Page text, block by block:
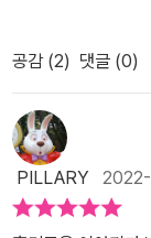
에서 먹을거리를
장을 비워주면 그
정도로 비좁지만
털 사이에서 먼지가
몬스터라는 존재에
의 끊임없는 호기
비밀이 맞물려서 이
떠나고 또 절묘한
몬스터 내니가 도착
품을 읽는 묘미가
면 무민보다는 영화
습이라 그림에서도
으로 그려진다는 점
많고 길고, 먼지를
그런 몬스터 내니
다. 핼리와 코비, 미
리고 있었다. 공짜
지 않자 속은 것 같
가 메리에게 우편
터 내니에 대한 안
공감 (2) 댓글 (0)
PILLARY